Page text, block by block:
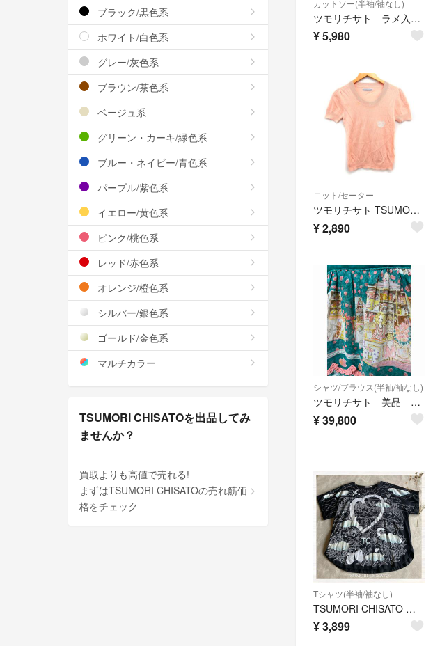
カットソー(半袖/袖なし)
ツモリチサト ラメ入りフロッキープリント アシンメトリーカットソー 淡いパープル
¥5,980
ニット/セーター
ツモリチサト TSUMORI CHISATO サンプル品 サマーニット セーター
¥2,890
シャツ/ブラウス(半袖/袖なし)
ツモリチサト 美品 プリント可愛い ブラウス
¥39,800
Tシャツ(半袖/袖なし)
TSUMORI CHISATO 日本製 グラフィックTシャツ ツモリチサト 黒
¥3,899
ブラック/黒色系
ホワイト/白色系
グレー/灰色系
ブラウン/茶色系
ベージュ系
グリーン・カーキ/緑色系
ブルー・ネイビー/青色系
パープル/紫色系
イエロー/黄色系
ピンク/桃色系
レッド/赤色系
オレンジ/橙色系
シルバー/銀色系
ゴールド/金色系
マルチカラー
TSUMORI CHISATOを出品してみ
ませんか？
買取よりも高値で売れる!
まずはTSUMORI CHISATOの売れ筋価
格をチェック